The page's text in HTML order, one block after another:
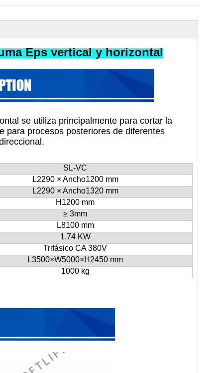
Eps vertical y horizontal
se utiliza principalmente para cortar la
para procesos posteriores de diferentes
SL-VC
L2290 × Ancho1200 mm
L2290 × Ancho1320 mm
H 1200 mm
≥ 3mm
L8100 mm
1,74 KW
Trifásico CA 380V
L3500×W5000×H 2450 mm
1000 kg